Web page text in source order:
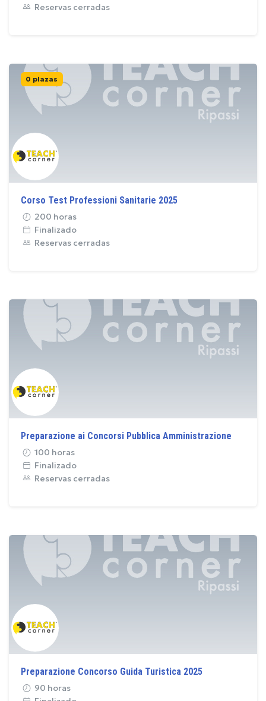
Reservas cerradas
0 plazas
Corso Test Professioni Sanitarie 2025
200 horas
Finalizado
Reservas cerradas
Preparazione ai Concorsi Pubblica Amministrazione
100 horas
Finalizado
Reservas cerradas
Preparazione Concorso Guida Turistica 2025
90 horas